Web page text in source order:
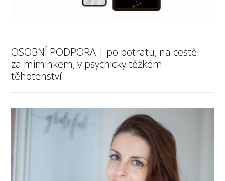
OSOBNÍ PODPORA | po potratu, na cestě
za miminkem, v psychicky těžkém
těhotenství